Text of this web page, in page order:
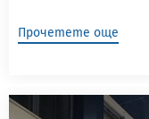
Прочетете още